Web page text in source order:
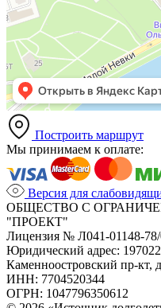
Построить маршрут
Мы принимаем к оплате:
Версия для
ОБЩЕСТВО С
"ПРОЕКТ"
Лицензия № Л041-01148-78/
Юридический адрес:
Каменноостровский пр-кт,
ИНН: 7704520344
ОГРН: 1047796350612